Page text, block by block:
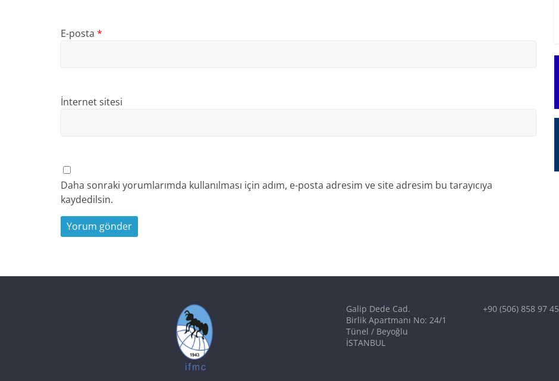
E-posta *
İnternet sitesi
Daha sonraki yorumlarımda kullanılması için adım, e-posta adresim ve site adresim bu tarayıcıya
kaydedilsin.
Galip Dede Cad.
Birlik Apartmanı No: 24/1
Tünel / Beyoğlu
İSTANBUL
+90 (506) 858 97 45